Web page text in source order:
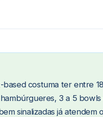
based costuma ter entre
3 a 5 bowls
sinalizadas já atendem